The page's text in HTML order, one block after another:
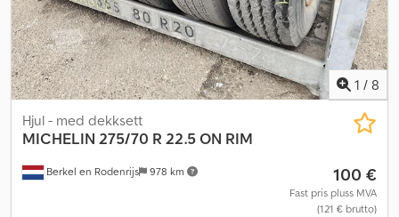
1 / 8
Berkel en Rodenrijs 978 km
Hjul - med dekksett
MICHELIN 275/70 R 22.5 ON RIM
100 €
Fast pris pluss MVA
(121 € brutto)